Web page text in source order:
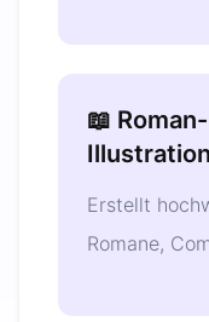
📖
Erstellt
Romane,